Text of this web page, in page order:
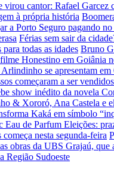
cantor: Rafael Garcez
à própria história
a Porto Seguro pagando
Férias sem sair da
todas as idades Bruno
Honestino em Goiânia
se apresentam
começaram a ser
show inédito da novela
& Xororó, Ana Castela e
Kaká em símbolo
Eau de Parfum Eleições:
nesta segunda-feira
obras da UBS Grajaú, que
Região Sudoeste